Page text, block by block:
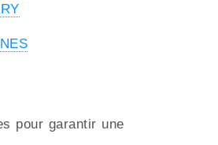
pour garantir une